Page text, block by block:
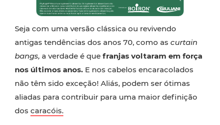
Seja com uma versão clássica ou revivendo
antigas tendências dos anos 70, como as curtain
bangs, a verdade é que franjas voltaram em força
nos últimos anos. E nos cabelos encaracolados
não têm sido exceção! Aliás, podem ser ótimas
aliadas para contribuir para uma maior definição
dos caracóis.